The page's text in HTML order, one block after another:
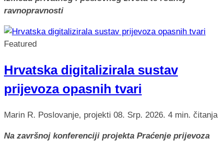
ravnopravnosti
Featured
Hrvatska digitalizirala sustav
prijevoza opasnih tvari
Marin R. Poslovanje, projekti 08. Srp. 2026. 4 min. čitanja
Na završnoj konferenciji projekta Praćenje prijevoza